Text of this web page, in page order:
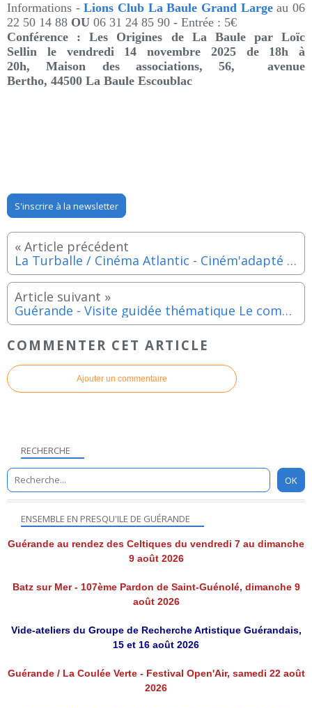
Informations -Lions Club La Baule Grand Largeau06
22 50 14 88 OU 06 31 24 85 90 - Entrée : 5€
Conférence : Les Origines de La Baule par Loïc
Sellin le vendredi 14 novembre 2025 de 18h à
20h,Maison des associations,56, avenue
Bertho, 44500 La Baule Escoublac
S'inscrire à la newsletter
La Turballe / Cinéma Atlantic - Ciném'adapté avec la diffusion de "Peau d'Ane"- Jeudi 4 décembre 2025
Guérande - Visite guidée thématique Le commerce à Guérande - Samedi 22 novembre 2025
COMMENTER CET ARTICLE
Ajouter un commentaire
RECHERCHE
ENSEMBLE EN PRESQU'ILE DE GUÉRANDE
Guérande au rendez des Celtiques du vendredi 7 au dimanche
9 août 2026
Batz sur Mer - 107ème Pardon de Saint-Guénolé, dimanche 9
août 2026
Vide-ateliers du Groupe de Recherche Artistique Guérandais,
15 et 16 août 2026
Guérande / La Coulée Verte - Festival Open'Air, samedi 22 août
2026